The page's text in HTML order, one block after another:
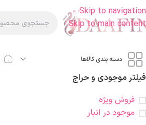
Skip to navigation
Skip to main content
دسته بندی کالاها
فیلتر موجودی و حراج
فروش ویژه
موجود در انبار